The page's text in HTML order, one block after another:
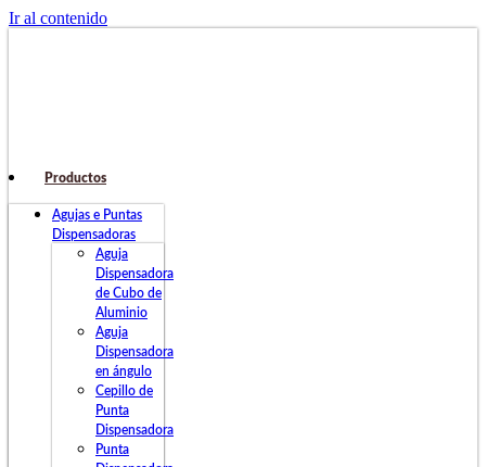
Ir al contenido
Productos
Agujas e Puntas
Dispensadoras
Aguja
Dispensadora
de Cubo de
Aluminio
Aguja
Dispensadora
en ángulo
Cepillo de
Punta
Dispensadora
Punta